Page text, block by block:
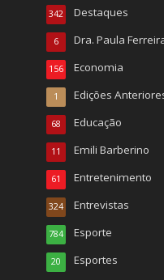
Destaques
342
Dra. Paula
6
Economia
156
Edições
1
Educação
68
Emili Barberino
11
Entretenimento
61
Entrevistas
324
Esporte
784
Esportes
20